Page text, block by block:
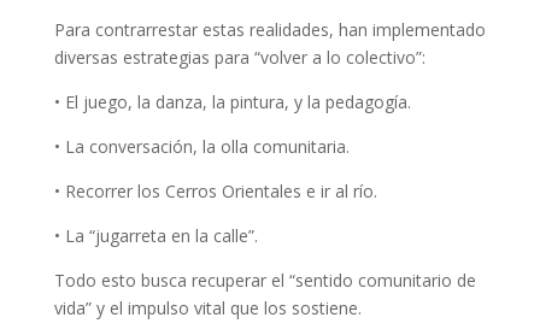
Para contrarrestar estas realidades, han implementado
diversas estrategias para “volver a lo colectivo”:
• El juego, la danza, la pintura, y la pedagogía.
• La conversación, la olla comunitaria.
• Recorrer los Cerros Orientales e ir al río.
• La “jugarreta en la calle”.
Todo esto busca recuperar el “sentido comunitario de
vida” y el impulso vital que los sostiene.